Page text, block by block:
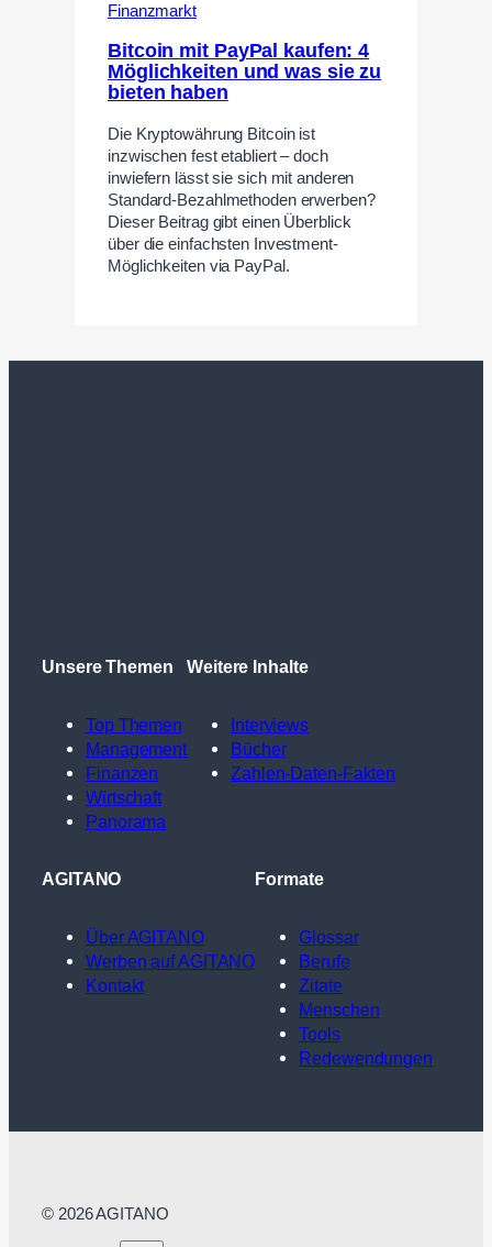
Finanzmarkt
Bitcoin mit PayPal kaufen: 4
Möglichkeiten und was sie zu
bieten haben
Die Kryptowährung Bitcoin ist
inzwischen fest etabliert – doch
inwiefern lässt sie sich mit anderen
Standard-Bezahlmethoden erwerben?
Dieser Beitrag gibt einen Überblick
über die einfachsten Investment-
Möglichkeiten via PayPal.
Unsere Themen
Top Themen
Management
Finanzen
Wirtschaft
Panorama
Weitere Inhalte
Interviews
Bücher
Zahlen-Daten-Fakten
AGITANO
Über AGITANO
Werben auf AGITANO
Kontakt
Formate
Glossar
Berufe
Zitate
Menschen
Tools
Redewendungen
© 2026 AGITANO